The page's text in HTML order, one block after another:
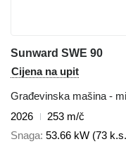
Sunward SWE 90
Cijena na upit
Građevinska mašina -
2026
253 m/č
Snaga 53.66 kW (73